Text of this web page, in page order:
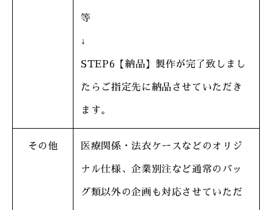
等
↓
STEP6【納品】製作が完了致しまし
たらご指定先に納品させていただき
ます。
その他 医療関係・法衣ケースなどのオリジ
ナル仕様、企業別注など通常のバッ
グ類以外の企画も対応させていただ